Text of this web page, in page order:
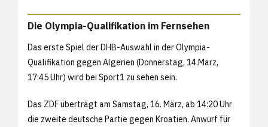
Die Olympia-Qualifikation im Fernsehen
Das erste Spiel der DHB-Auswahl in der Olympia-
Qualifikation gegen Algerien (Donnerstag, 14.März,
17:45 Uhr) wird bei Sport1 zu sehen sein.
Das ZDF überträgt am Samstag, 16. März, ab 14:20 Uhr
die zweite deutsche Partie gegen Kroatien. Anwurf für